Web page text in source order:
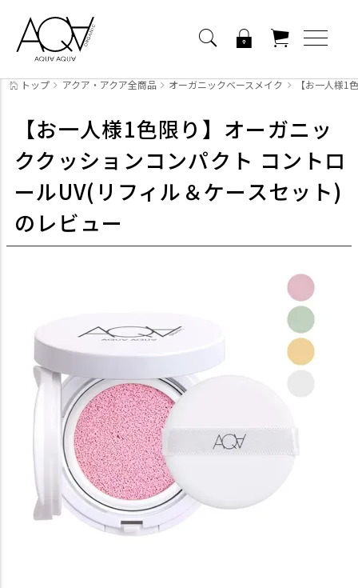
トップ アクア・アクア全商品 オーガニックベースメイク 【お一人様1
【お一人様1色限り】オーガニッ
ククッションコンパクト コントロ
ールUV(リフィル＆ケースセット)
のレビュー